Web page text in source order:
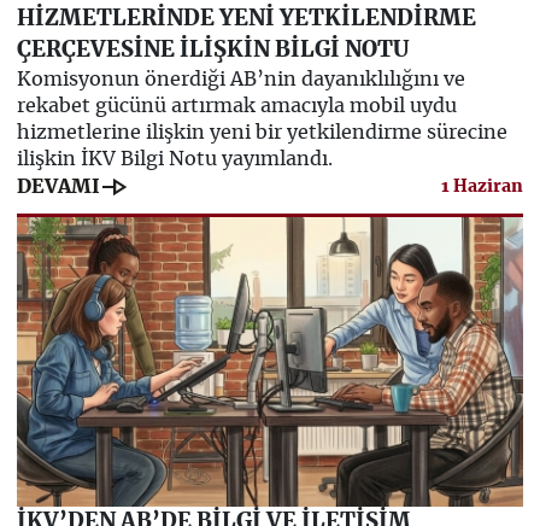
HİZMETLERİNDE YENİ YETKİLENDİRME
ÇERÇEVESİNE İLİŞKİN BİLGİ NOTU
Komisyonun önerdiği AB’nin dayanıklılığını ve
rekabet gücünü artırmak amacıyla mobil uydu
hizmetlerine ilişkin yeni bir yetkilendirme sürecine
ilişkin İKV Bilgi Notu yayımlandı.
DEVAMI line_end_arrow 1 Haziran